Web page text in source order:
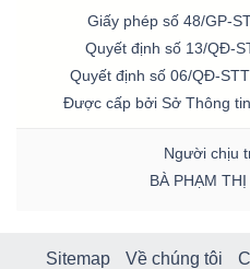
Giấy phép số 48/GP-
Quyết định số 13/QĐ-
Quyết định số 06/QĐ-
Được cấp bởi Sở Thông
Người chịu
BÀ PHẠM
Sitemap Về chúng tôi